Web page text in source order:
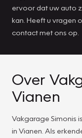
ervoor dat uw auto
kan. Heeft u vragen
contact met ons op.
Over
Vianen
Vakgarage Simonis
in Vianen. Als